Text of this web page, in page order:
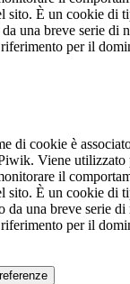
sito. È un cookie di
una breve serie di
per il
di cookie è
Viene utilizzato
il
sito. È un cookie di
da una breve serie
per il